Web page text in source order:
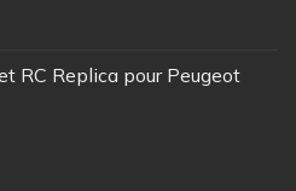
RC Replica pour Peugeot